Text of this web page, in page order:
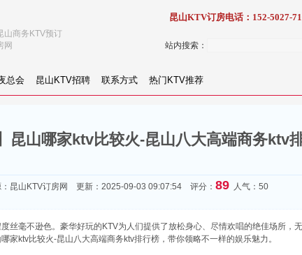
站内搜索：
总会 昆山KTV招聘 联系方式 热门KTV推荐
山商务KTV预订
网
昆山KTV订房电话：152-5027-
昆山哪家ktv比较火-昆山八大高端商务ktv
昆山KTV订房网 更新：2025-09-03 09:07:54 评分： 89 人气：50
丝毫不逊色。豪华好玩的KTV为人们提供了放松身心、尽情欢唱的绝佳场所，
家ktv比较火-昆山八大高端商务ktv排行榜，带你领略不一样的娱乐魅力。